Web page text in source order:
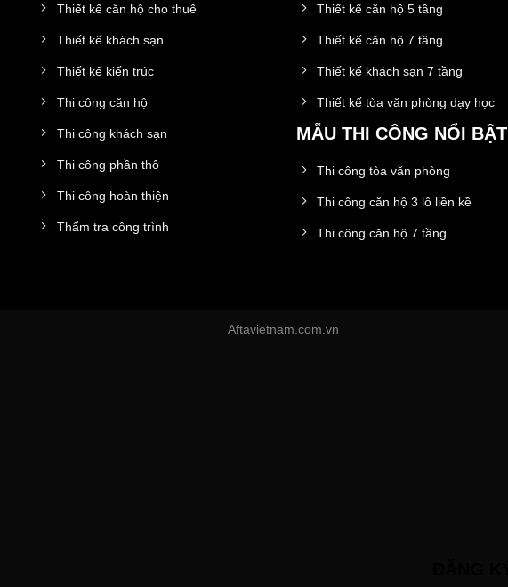
Thiết kế căn hộ cho thuê
Thiết kế khách sạn
Thiết kế kiến trúc
Thi công căn hộ
Thi công khách sạn
Thi công phần thô
Thi công hoàn thiện
Thẩm tra công trình
Thiết kế căn hộ 5 tầng
Thiết kế căn hộ 7 tầng
Thiết kế khách sạn 7 tầng
Thiết kế tòa văn phòng dạy học
MẪU THI CÔNG NỔI BẬT
Thi công tòa văn phòng
Thi công căn hộ 3 lô liền kề
Thi công căn hộ 7 tầng
Aftavietnam.com.vn